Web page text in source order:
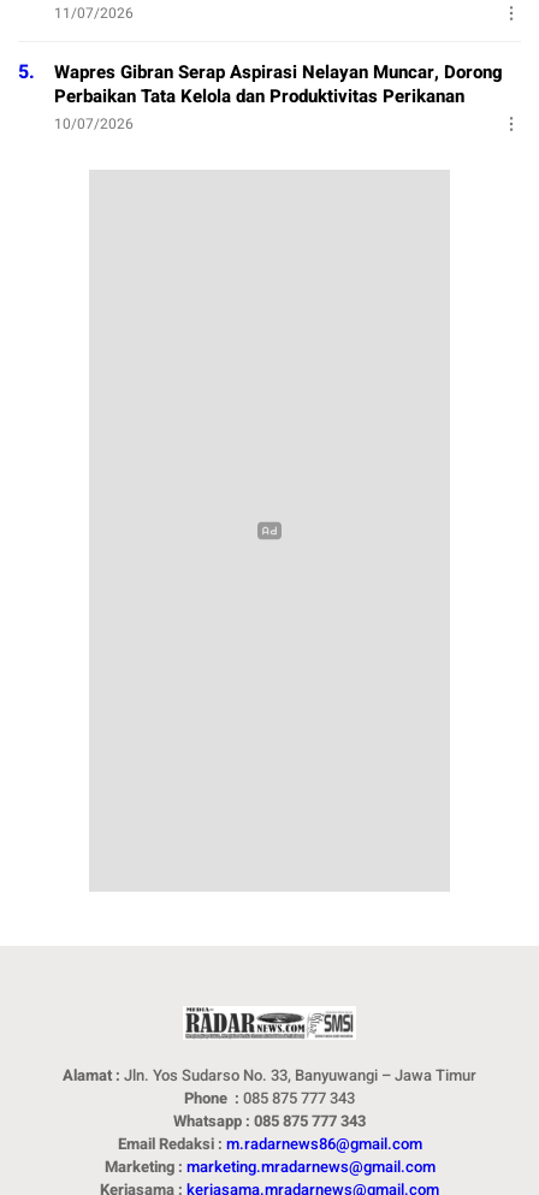
11/07/2026
5.
Wapres Gibran Serap Aspirasi Nelayan Muncar, Dorong
Perbaikan Tata Kelola dan Produktivitas Perikanan
10/07/2026
Alamat : Jln. Yos Sudarso No. 33, Banyuwangi – Jawa Timur
Phone : 085 875 777 343
Whatsapp : 085 875 777 343
Email Redaksi : m.radarnews86@gmail.com
Marketing : marketing.mradarnews@gmail.com
Kerjasama : kerjasama.mradarnews@gmail.com